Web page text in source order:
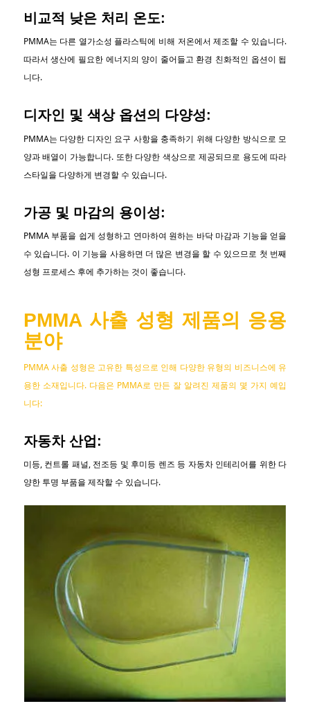
비교적 낮은 처리 온도:
PMMA는 다른 열가소성 플라스틱에 비해 저온에서 제조할 수 있습니다.
따라서 생산에 필요한 에너지의 양이 줄어들고 환경 친화적인 옵션이 됩
니다.
디자인 및 색상 옵션의 다양성:
PMMA는 다양한 디자인 요구 사항을 충족하기 위해 다양한 방식으로 모
양과 배열이 가능합니다. 또한 다양한 색상으로 제공되므로 용도에 따라
스타일을 다양하게 변경할 수 있습니다.
가공 및 마감의 용이성:
PMMA 부품을 쉽게 성형하고 연마하여 원하는 바닥 마감과 기능을 얻을
수 있습니다. 이 기능을 사용하면 더 많은 변경을 할 수 있으므로 첫 번째
성형 프로세스 후에 추가하는 것이 좋습니다.
PMMA 사출 성형 제품의 응용
분야
PMMA 사출 성형은 고유한 특성으로 인해 다양한 유형의 비즈니스에 유
용한 소재입니다. 다음은 PMMA로 만든 잘 알려진 제품의 몇 가지 예입
니다:
자동차 산업:
미등, 컨트롤 패널, 전조등 및 후미등 렌즈 등 자동차 인테리어를 위한 다
양한 투명 부품을 제작할 수 있습니다.